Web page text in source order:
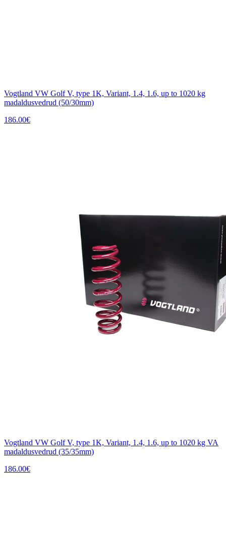
Vogtland VW Golf V, type 1K, Variant, 1.4, 1.6, up to 1020 kg
madaldusvedrud (50/30mm)
186.00€
Vogtland VW Golf V, type 1K, Variant, 1.4, 1.6, up to 1020 kg VA
madaldusvedrud (35/35mm)
186.00€